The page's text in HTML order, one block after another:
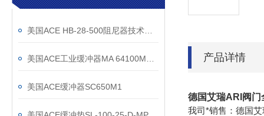
美国ACE缓冲器SC650M1
产品详情
德国艾瑞ARI阀门
我司*销售：德国